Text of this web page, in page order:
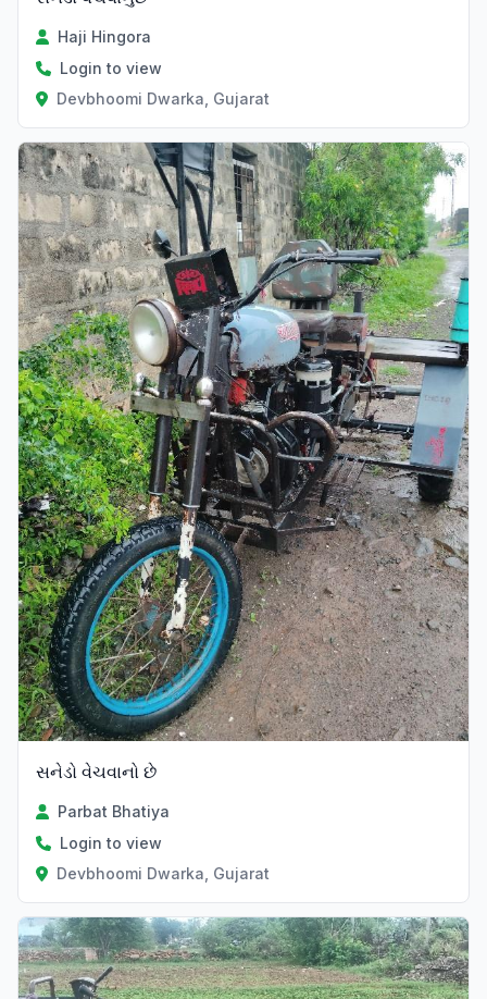
Haji Hingora
Login to view
Devbhoomi Dwarka, Gujarat
સનેડો વેચવાનો છે
Parbat Bhatiya
Login to view
Devbhoomi Dwarka, Gujarat